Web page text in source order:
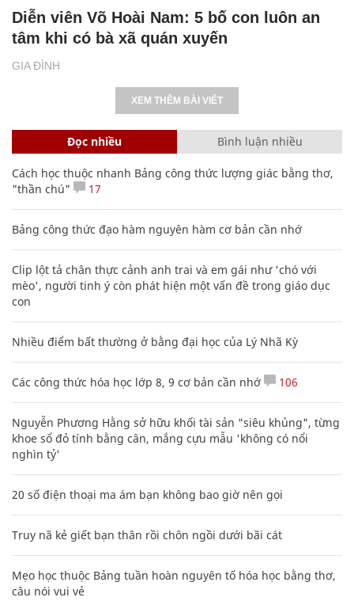
GIA ĐÌNH
Diễn viên Võ Hoài Nam: 5 bố con luôn an
tâm khi có bà xã quán xuyến
XEM THÊM BÀI VIẾT
Đọc nhiều Bình luận nhiều
Cách học thuộc nhanh Bảng công thức lượng giác bằng thơ,
"thần chú"
17
Bảng công thức đạo hàm nguyên hàm cơ bản cần nhớ
Clip lột tả chân thực cảnh anh trai và em gái như 'chó với
mèo', người tinh ý còn phát hiện một vấn đề trong giáo dục
con
Nhiều điểm bất thường ở bằng đại học của Lý Nhã Kỳ
Các công thức hóa học lớp 8, 9 cơ bản cần nhớ 106
Nguyễn Phương Hằng sở hữu khối tài sản "siêu khủng", từng
khoe sổ đỏ tính bằng cân, mắng cựu mẫu 'không có nổi
nghìn tỷ'
20 số điện thoại ma ám bạn không bao giờ nên gọi
Truy nã kẻ giết bạn thân rồi chôn ngồi dưới bãi cát
Mẹo học thuộc Bảng tuần hoàn nguyên tố hóa học bằng thơ,
câu nói vui vẻ